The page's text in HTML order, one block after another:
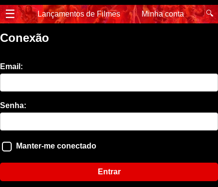
☰ Lançamentos de Filmes Minha conta 🔍
Conexão
Email:
Senha:
Manter-me conectado
Entrar